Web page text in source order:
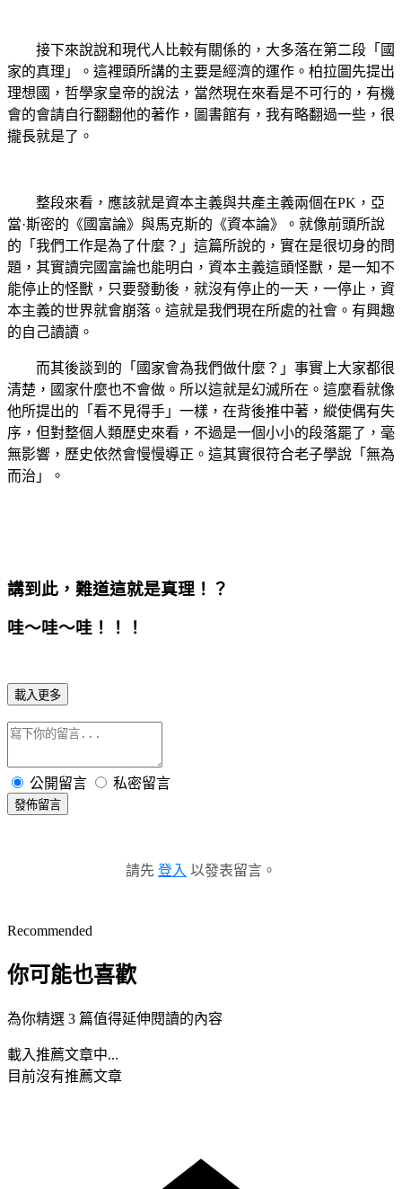
接下來說說和現代人比較有關係的，大多落在第二段「國
家的真理」。這裡頭所講的主要是經濟的運作。柏拉圖先提出
理想國，哲學家皇帝的說法，當然現在來看是不可行的，有機
會的會請自行翻翻他的著作，圖書館有，我有略翻過一些，很
攏長就是了。
整段來看，應該就是資本主義與共產主義兩個在PK，亞
當·斯密的《國富論》與馬克斯的《資本論》。就像前頭所說
的「我們工作是為了什麼？」這篇所說的，實在是很切身的問
題，其實讀完國富論也能明白，資本主義這頭怪獸，是一知不
能停止的怪獸，只要發動後，就沒有停止的一天，一停止，資
本主義的世界就會崩落。這就是我們現在所處的社會。有興趣
的自己讀讀。
而其後談到的「國家會為我們做什麼？」事實上大家都很
清楚，國家什麼也不會做。所以這就是幻滅所在。這麼看就像
他所提出的「看不見得手」一樣，在背後推中著，縱使偶有失
序，但對整個人類歷史來看，不過是一個小小的段落罷了，毫
無影響，歷史依然會慢慢導正。這其實很符合老子學說「無為
而治」。
講到此，難道這就是真理！？
哇～哇～哇！！！
載入更多
公開留言 私密留言
發佈留言
請先 登入 以發表留言。
Recommended
你可能也喜歡
為你精選 3 篇值得延伸閱讀的內容
載入推薦文章中...
目前沒有推薦文章